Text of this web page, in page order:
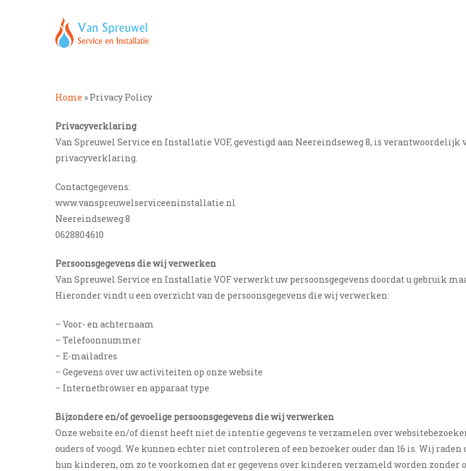
Home » Privacy Policy
Privacyverklaring
Van Spreuwel Service en Installatie VOF, gevestigd aan Neereindseweg 8, is
privacyverklaring.
Contactgegevens:
www.vanspreuwelserviceeninstallatie.nl
Neereindseweg 8
0628804610
Persoonsgegevens die wij verwerken
Van Spreuwel Service en Installatie VOF verwerkt uw persoonsgegevens doordat u gebruik
Hieronder vindt u een overzicht van de persoonsgegevens die wij verwerken:
– Voor- en achternaam
– Telefoonnummer
– E-mailadres
– Gegevens over uw activiteiten op onze website
– Internetbrowser en apparaat type
Bijzondere en/of gevoelige persoonsgegevens die wij verwerken
Onze website en/of dienst heeft niet de intentie gegevens te verzamelen over
ouders ofvoogd. We kunnen echter niet controleren of een bezoeker ouder dan 16 is. Wij
hun kinderen, om zo te voorkomen dat er gegevens over kinderen verzameld worden